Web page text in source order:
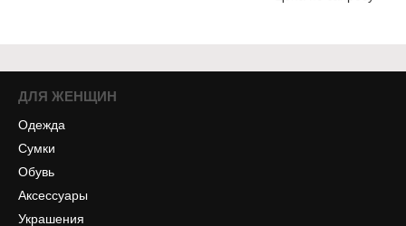
ДЛЯ ЖЕНЩИН
Одежда
Сумки
Обувь
Аксессуары
Украшения